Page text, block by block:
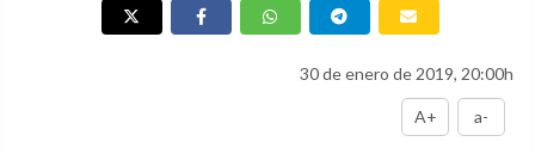
30 de enero de 2019, 20:00h
A+ a-